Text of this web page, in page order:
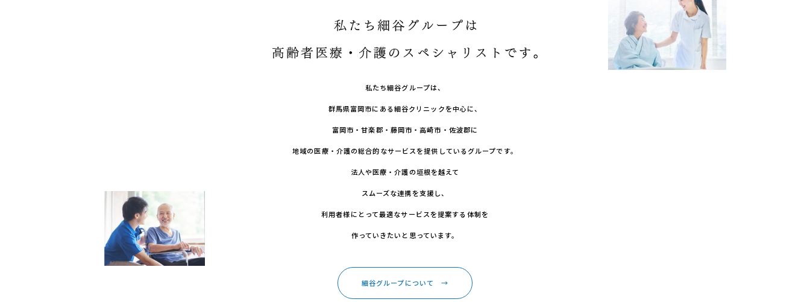
私たち細谷グループは、
群馬県富岡市にある細谷クリニックを中心に、
富岡市・甘楽郡・藤岡市・高崎市・佐波郡に
地域の医療・介護の総合的なサービスを提供しているグループです。
法人や医療・介護の垣根を越えて
スムーズな連携を支援し、
利用者様にとって最適なサービスを提案する体制を
作っていきたいと思っています。
細谷グループについて →